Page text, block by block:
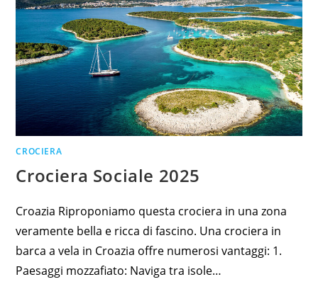
CROCIERA
Crociera Sociale 2025
Croazia Riproponiamo questa crociera in una zona
veramente bella e ricca di fascino. Una crociera in
barca a vela in Croazia offre numerosi vantaggi: 1.
Paesaggi mozzafiato: Naviga tra isole…